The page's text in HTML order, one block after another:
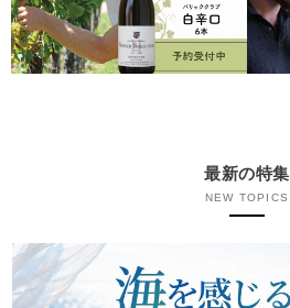
最新の特集
NEW TOPICS